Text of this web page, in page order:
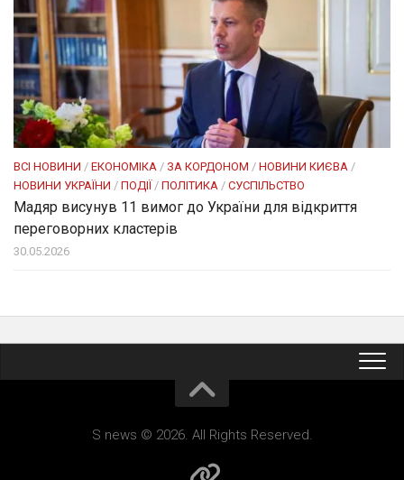
ВСІ НОВИНИ / ЕКОНОМІКА / ЗА КОРДОНОМ / НОВИНИ КИЄВА /
НОВИНИ УКРАЇНИ / ПОДІЇ/ ПОЛІТИКА / СУСПІЛЬСТВО
Мадяр висунув 11 вимог до України для відкриття
переговорних кластерів
30.05.2026
S news © 2026. All Rights Reserved.